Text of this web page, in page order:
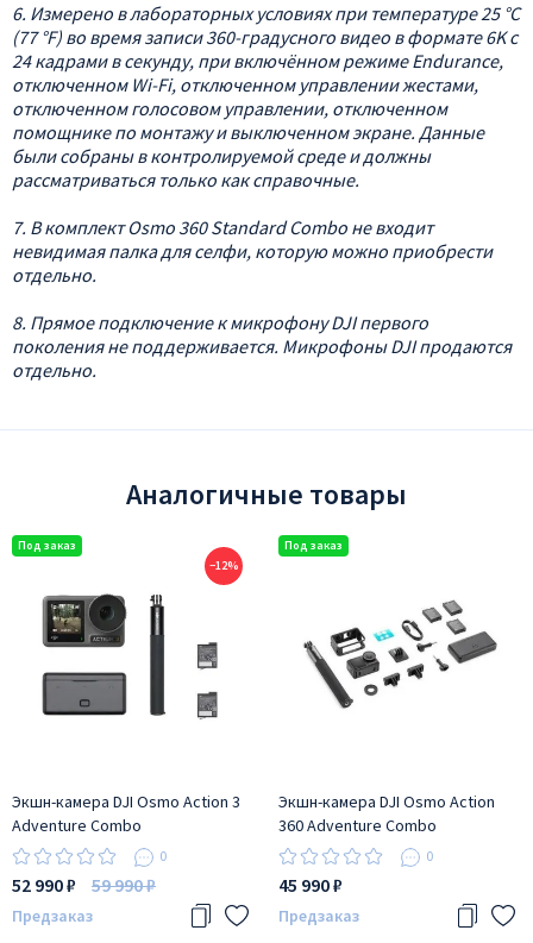
6. Измерено в лабораторных условиях при температуре 25 °C
(77 °F) во время записи 360-градусного видео в формате 6K с
24 кадрами в секунду, при включённом режиме Endurance,
отключенном Wi-Fi, отключенном управлении жестами,
отключенном голосовом управлении, отключенном
помощнике по монтажу и выключенном экране. Данные
были собраны в контролируемой среде и должны
рассматриваться только как справочные.
7. В комплект Osmo 360 Standard Combo не входит
невидимая палка для селфи, которую можно приобрести
отдельно.
8. Прямое подключение к микрофону DJI первого
поколения не поддерживается. Микрофоны DJI продаются
отдельно.
Аналогичные товары
−12%
Экшн-камера DJI Osmo Action 3
Adventure Combo
0
52 990 ₽ 59 990 ₽
Предзаказ
Экшн-камера DJI Osmo Action
360 Adventure Combo
0
45 990 ₽
Предзаказ